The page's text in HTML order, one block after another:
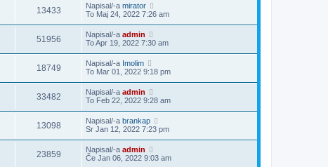
13433 Napisal/-a mirator
To Maj 24, 2022 7:26 am
51956 Napisal/-a admin
To Apr 19, 2022 7:30 am
18749 Napisal/-a Imolim
To Mar 01, 2022 9:18 pm
33482 Napisal/-a admin
To Feb 22, 2022 9:28 am
13098 Napisal/-a brankap
Sr Jan 12, 2022 7:23 pm
23859 Napisal/-a admin
Če Jan 06, 2022 9:03 am